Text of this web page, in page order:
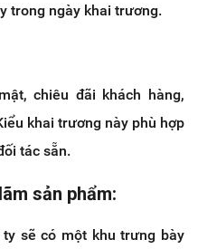
trong ngày khai trương.
chiêu đãi khách hàng,
khai trương này phù hợp
tác sẵn.
sản phẩm:
sẽ có một khu trưng bày